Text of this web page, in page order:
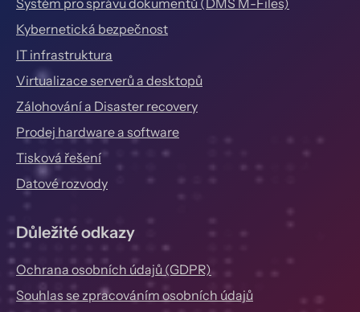
Systém pro správu dokumentů (DMS M-Files)
Kybernetická bezpečnost
IT infrastruktura
Virtualizace serverů a desktopů
Zálohování a Disaster recovery
Prodej hardware a software
Tisková řešení
Datové rozvody
Důležité odkazy
Ochrana osobních údajů (GDPR)
Souhlas se zpracováním osobních údajů